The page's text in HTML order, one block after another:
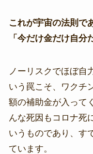
これが宇宙の法則で
「今だけ金だけ自分
ノーリスクでほぼ自
いう罠こそ、ワクチ
額の補助金が入って
んな死因もコロナ死
いうものであり、す
ています。